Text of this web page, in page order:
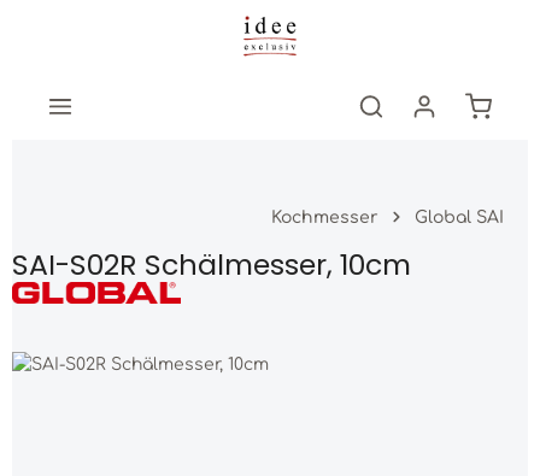
Zum Hauptinhalt springen
Kochmesser Global SAI
SAI-S02R Schälmesser, 10cm
Bildergalerie überspringen